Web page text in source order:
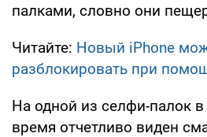
палками, словно они
Читайте: Новый iPhone
разблокировать при
На одной из селфи-палок
время отчетливо виден